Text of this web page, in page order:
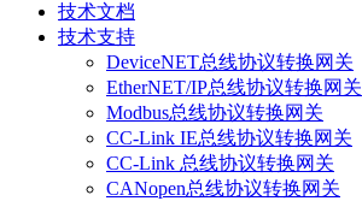
技术文档
技术支持
DeviceNET总线协议转换网关
EtherNET/IP总线协议转换网关
Modbus总线协议转换网关
CC-Link IE总线协议转换网关
CC-Link 总线协议转换网关
CANopen总线协议转换网关